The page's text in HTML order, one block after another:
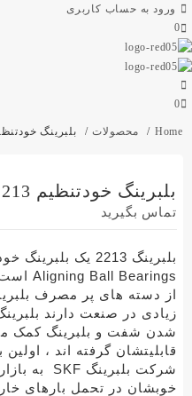
ورود به حساب کاربری
0
0
Home محصولات بلبرینگ خودتنظیم 2213 با مارک جی
بلبرینگ خودتنظیم 2213 با مارک جی بی آر
تماس بگیرید
Aligning Ball Bearings است بلبرینگ های خود تنظیم
از دسته های پر مصرف
زیادی در صنعت دارند
شدن شفت و بلبرینگ کمک
قابلیتشان گرفته اند ، اولین
شرکت بلبرینگ SKF
به
خوبشان در تحمل بارهای